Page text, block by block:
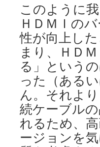
このように
ＨＤＭＩの
性が向上し
まり、ＨＤ
る」という
った（ある
ん。それよ
続ケーブル
れるため、
ージョンを